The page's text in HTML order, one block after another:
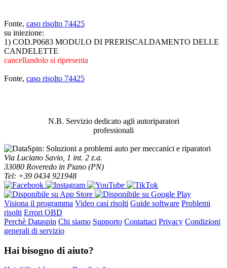
Fonte, caso risolto 74425
su iniezione:
1) COD.P0683 MODULO DI PRERISCALDAMENTO DELLE
CANDELETTE
cancellandolo si ripresenta
Fonte, caso risolto 74425
N.B. Servizio dedicato agli autoriparatori
professionali
Via Luciano Savio, 1 int. 2 z.a.
33080 Roveredo in Piano (PN)
Tel: +39 0434 921948
Visiona il programma Video casi risolti Guide software Problemi
risolti Errori OBD
Perchè Dataspin Chi siamo Supporto Contattaci Privacy Condizioni
generali di servizio
Hai bisogno di aiuto?